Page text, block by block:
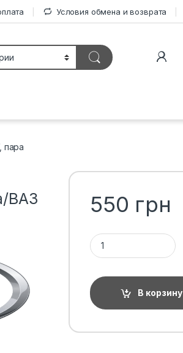
Условия обмена и возврата
пара
ВАЗ
550 грн
Количество 1ТП1Т
В корзину